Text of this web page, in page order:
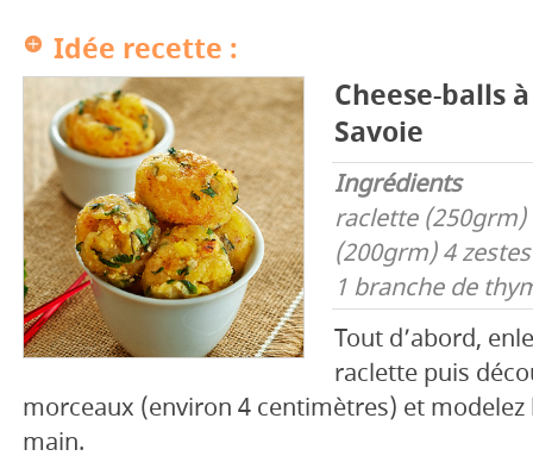
Idée recette :
Cheese-balls
Savoie
Ingrédients
raclette (250grm)
(200grm) 4
1 branche de
Tout d’abord,
raclette puis
morceaux (environ 4 centimètres) et modelez
main.